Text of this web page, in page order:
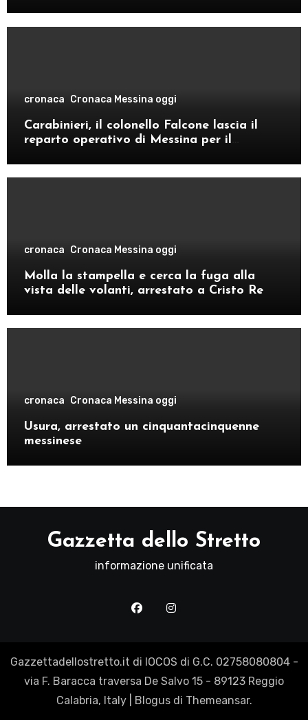
cronaca Cronaca Messina oggi
Carabinieri, il colonello Falcone lascia il
reparto operativo di Messina per il
cronaca Cronaca Messina oggi
Molla la stampella e cerca la fuga alla
vista delle volanti, arrestato a Cristo Re
cronaca Cronaca Messina oggi
Usura, arrestato un cinquantacinquenne
messinese
Gazzetta dello Stretto
informazione unificata
Gazzettadellostretto.it di IOCOS di G.C. 02758080804 -
via F. Baracca traversa De Salvo 15 - 89123 Reggio
Calabria, Italy
Blogusdi Themeansar.